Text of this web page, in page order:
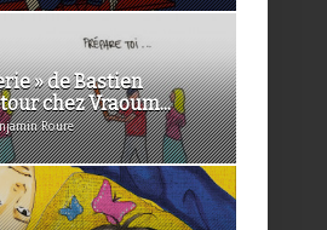
» de Bastien
chez Vraoum...
Roure